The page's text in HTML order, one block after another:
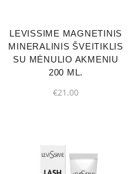
LEVISSIME MAGNETINIS
MINERALINIS ŠVEITIKLIS
SU MĖNULIO AKMENIU
200 ML.
€21.00